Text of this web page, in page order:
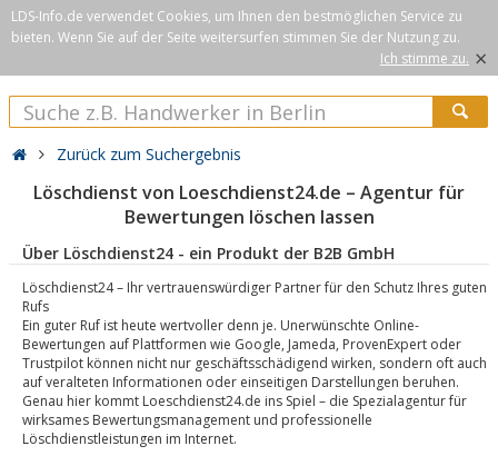
LDS-Info.de verwendet Cookies, um Ihnen den bestmöglichen Service zu
bieten. Wenn Sie auf der Seite weitersurfen stimmen Sie der Nutzung zu.
Ich stimme zu. ×
Zurück zum Suchergebnis
Löschdienst von Loeschdienst24.de – Agentur für
Bewertungen löschen lassen
Über Löschdienst24 - ein Produkt der B2B GmbH
Löschdienst24 – Ihr vertrauenswürdiger Partner für den Schutz Ihres guten
Rufs
Ein guter Ruf ist heute wertvoller denn je. Unerwünschte Online-
Bewertungen auf Plattformen wie Google, Jameda, ProvenExpert oder
Trustpilot können nicht nur geschäftsschädigend wirken, sondern oft auch
auf veralteten Informationen oder einseitigen Darstellungen beruhen.
Genau hier kommt Loeschdienst24.de ins Spiel – die Spezialagentur für
wirksames Bewertungsmanagement und professionelle
Löschdienstleistungen im Internet.